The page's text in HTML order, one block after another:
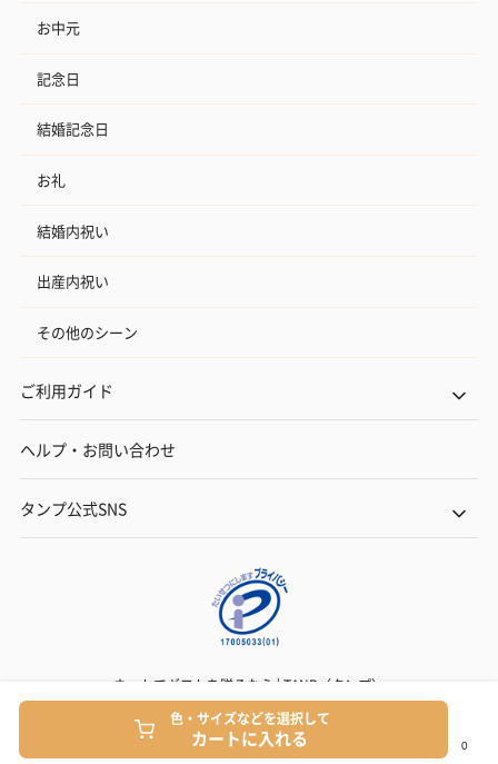
色・サイズなどを選択して
カートに入れる
お中元
記念日
結婚記念日
お礼
結婚内祝い
出産内祝い
その他のシーン
ご利用ガイド
ヘルプ・お問い合わせ
タンプ公式SNS
ネットでギフトを贈るなら | TANP（タンプ）
Copyright© TANP Inc.